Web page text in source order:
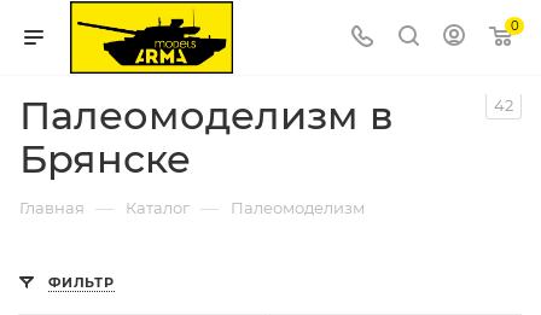
0
Палеомоделизм в
Брянске
42
Главная — Каталог — Палеомоделизм
ФИЛЬТР